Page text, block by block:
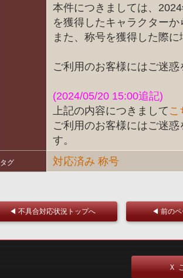
本件につきましては、
を獲得したキャラクター
また、称号を獲得した際
ご利用のお客様にはご迷
(2024/05/20 15:00追記)
上記の内容につきましてこ
ご利用のお客様にはご迷
す。
タグ 対応済み 称号
◀ 不具合対応状況トップへ ◀ 前の
Ｘ